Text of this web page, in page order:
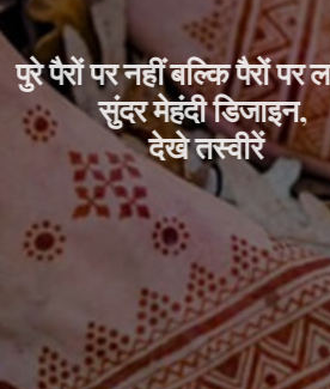
पुरे पैरों पर नहीं बल्कि
सुंदर मेहंदी
देखे तस्वीरें